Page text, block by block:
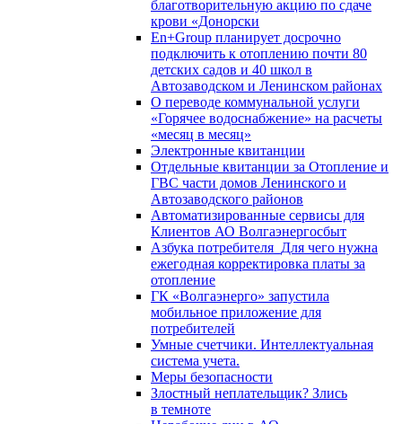
благотворительную акцию по сдаче
крови «Донорски
En+Group планирует досрочно
подключить к отоплению почти 80
детских садов и 40 школ в
Автозаводском и Ленинском районах
О переводе коммунальной услуги
«Горячее водоснабжение» на расчеты
«месяц в месяц»
Электронные квитанции
Отдельные квитанции за Отопление и
ГВС части домов Ленинского и
Автозаводского районов
Автоматизированные сервисы для
Клиентов АО Волгаэнергосбыт
Азбука потребителя_Для чего нужна
ежегодная корректировка платы за
отопление
ГК «Волгаэнерго» запустила
мобильное приложение для
потребителей
Умные счетчики. Интеллектуальная
система учета.
Меры безопасности
Злостный неплательщик? Злись
в темноте